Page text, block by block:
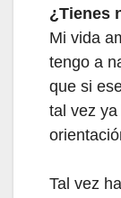
¿Tienes
Mi vida
tengo a
que si
tal vez
Tal vez